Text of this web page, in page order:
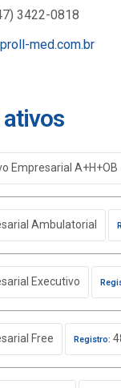
3422-0818
med.com.br
Empresarial A+H+OB
Ambulatorial
Executivo
Free Registro: